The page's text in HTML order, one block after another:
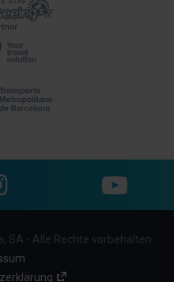
SA - Alle Rechte vorbehalten